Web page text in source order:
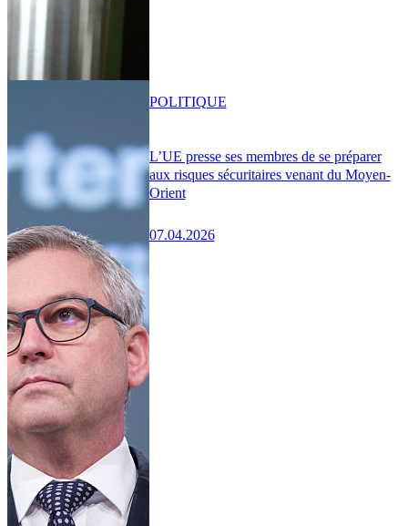
L’UE presse ses membres de se préparer
aux risques sécuritaires venant du Moyen-
Orient
07.04.2026
POLITIQUE